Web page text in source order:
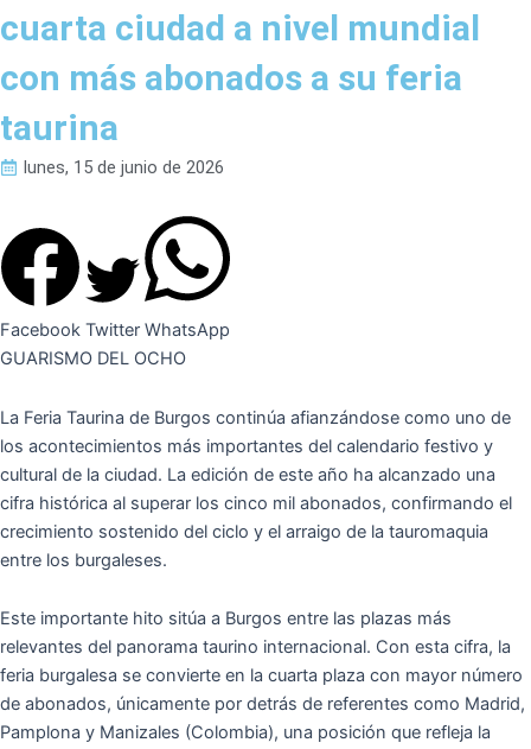
cuarta ciudad a nivel mundial
con más abonados a su feria
taurina
lunes, 15 de junio de 2026
Facebook Twitter WhatsApp
GUARISMO DEL OCHO
La Feria Taurina de Burgos continúa afianzándose como uno de
los acontecimientos más importantes del calendario festivo y
cultural de la ciudad. La edición de este año ha alcanzado una
cifra histórica al superar los cinco mil abonados, confirmando el
crecimiento sostenido del ciclo y el arraigo de la tauromaquia
entre los burgaleses.
Este importante hito sitúa a Burgos entre las plazas más
relevantes del panorama taurino internacional. Con esta cifra, la
feria burgalesa se convierte en la cuarta plaza con mayor número
de abonados, únicamente por detrás de referentes como Madrid,
Pamplona y Manizales (Colombia), una posición que refleja la